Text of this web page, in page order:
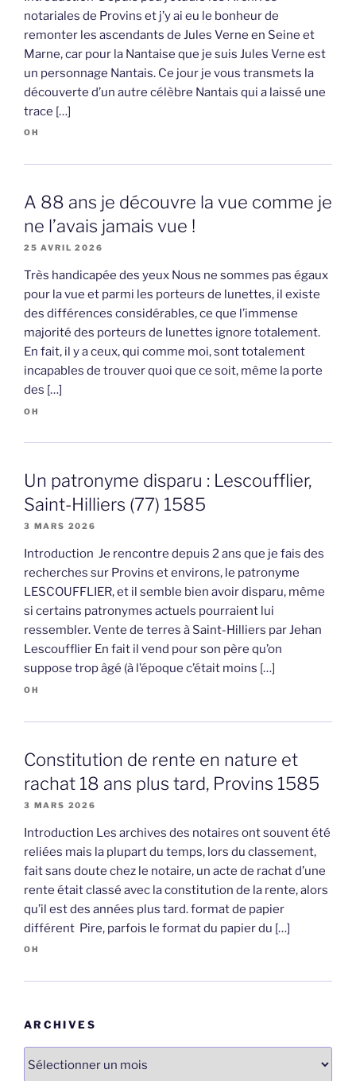
notariales de Provins et j’y ai eu le bonheur de
remonter les ascendants de Jules Verne en Seine et
Marne, car pour la Nantaise que je suis Jules Verne est
un personnage Nantais. Ce jour je vous transmets la
découverte d’un autre célèbre Nantais qui a laissé une
trace […]
OH
A 88 ans je découvre la vue comme je
ne l’avais jamais vue !
25 AVRIL 2026
Très handicapée des yeux Nous ne sommes pas égaux
pour la vue et parmi les porteurs de lunettes, il existe
des différences considérables, ce que l’immense
majorité des porteurs de lunettes ignore totalement.
En fait, il y a ceux, qui comme moi, sont totalement
incapables de trouver quoi que ce soit, même la porte
des […]
OH
Un patronyme disparu : Lescoufflier,
Saint-Hilliers (77) 1585
3 MARS 2026
Introduction Je rencontre depuis 2 ans que je fais des
recherches sur Provins et environs, le patronyme
LESCOUFFLIER, et il semble bien avoir disparu, même
si certains patronymes actuels pourraient lui
ressembler. Vente de terres à Saint-Hilliers par Jehan
Lescoufflier En fait il vend pour son père qu’on
suppose trop âgé (à l’époque c’était moins […]
OH
Constitution de rente en nature et
rachat 18 ans plus tard, Provins 1585
3 MARS 2026
Introduction Les archives des notaires ont souvent été
reliées mais la plupart du temps, lors du classement,
fait sans doute chez le notaire, un acte de rachat d’une
rente était classé avec la constitution de la rente, alors
qu’il est des années plus tard. format de papier
différent Pire, parfois le format du papier du […]
OH
ARCHIVES